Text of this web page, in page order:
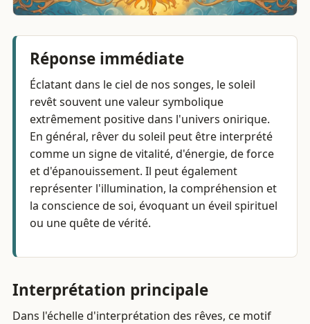
Réponse immédiate
Éclatant dans le ciel de nos songes, le soleil
revêt souvent une valeur symbolique
extrêmement positive dans l'univers onirique.
En général, rêver du soleil peut être interprété
comme un signe de vitalité, d'énergie, de force
et d'épanouissement. Il peut également
représenter l'illumination, la compréhension et
la conscience de soi, évoquant un éveil spirituel
ou une quête de vérité.
Interprétation principale
Dans l'échelle d'interprétation des rêves, ce motif